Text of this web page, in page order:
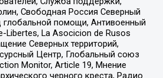
Свободная Россия Северный
помощи, Антивоенный
Libertes, La Asocicion de Rusos
Северных территорий,
Центр, Глобальный союз
Monitor, Article 19, Мнение
черного креста, Радио